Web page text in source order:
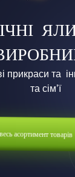
прикраси та
та сім’ї
асортимент товарів